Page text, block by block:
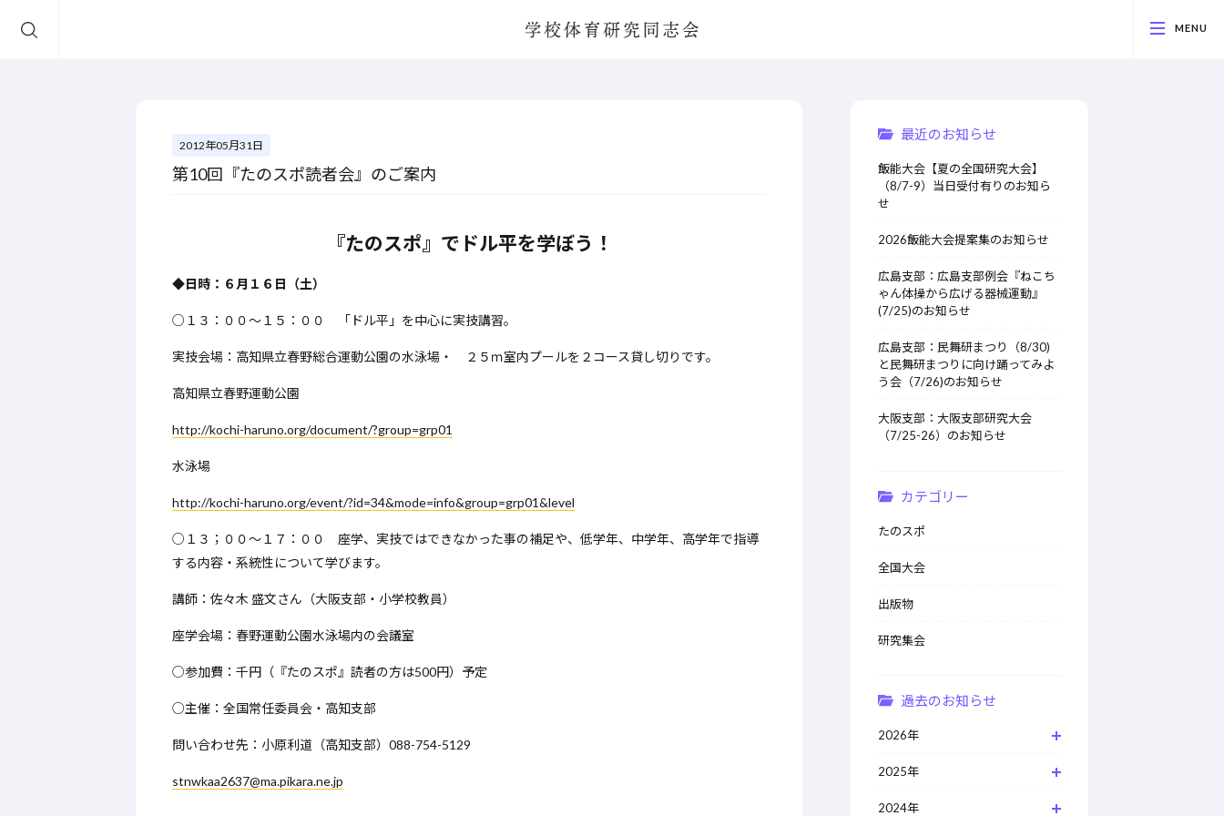
2012年05月31日
第10回『たのスポ読者会』のご案内
『たのスポ』でドル平を学ぼう！
◆日時：６月１６日（土）
○１３：００～１５：００ 「ドル平」を中心に実技講習。
実技会場：高知県立春野総合運動公園の水泳場・ ２５ｍ室内プールを２コース貸し切りです。
高知県立春野運動公園
http://kochi-haruno.org/document/?group=grp01
水泳場
http://kochi-haruno.org/event/?id=34&mode=info&group=grp01&level
○１３；００～１７：００ 座学、実技ではできなかった事の補足や、低学年、中学年、高学年で指導
する内容・系統性について学びます。
講師：佐々木 盛文さん（大阪支部・小学校教員）
座学会場：春野運動公園水泳場内の会議室
○参加費：千円（『たのスポ』読者の方は500円）予定
○主催：全国常任委員会・高知支部
問い合わせ先：小原利道（高知支部）088-754-5129
stnwkaa2637@ma.pikara.ne.jp
最近のお知らせ
飯能大会【夏の全国研究大会】
（8/7-9）当日受付有りのお知ら
せ
2026飯能大会提案集のお知らせ
広島支部：広島支部例会『ねこち
ゃん体操から広げる器械運動』
(7/25)のお知らせ
広島支部：民舞研まつり（8/30)
と民舞研まつりに向け踊ってみよ
う会（7/26)のお知らせ
大阪支部：大阪支部研究大会
（7/25-26）のお知らせ
カテゴリー
たのスポ
全国大会
出版物
研究集会
過去のお知らせ
2026年
2025年
2024年